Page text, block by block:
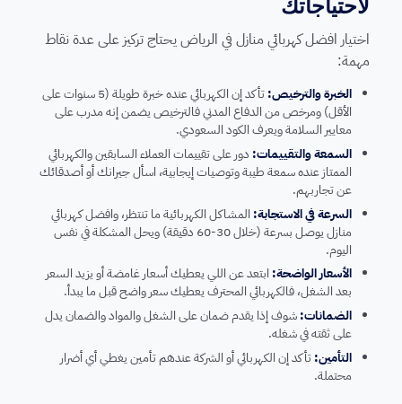
اختيار افضل كهربائي منازل في الرياض يحتاج تركيز على عدة نقاط
مهمة:
الخبرة والترخيص:
تأكد إن الكهربائي عنده خبرة طويلة (5 سنوات على
الأقل) ومرخص من الدفاع المدني فالترخيص يضمن إنه مدرب على
معايير السلامة ويعرف الكود السعودي.
السمعة والتقييمات: دور على تقييمات العملاء السابقين والكهربائي
الممتاز عنده سمعة طيبة وتوصيات إيجابية، اسأل جيرانك أو أصدقائك
عن تجاربهم.
السرعة في الاستجابة: المشاكل الكهربائية ما تنتظر، وافضل كهربائي
منازل يوصل بسرعة (خلال 30-60 دقيقة) ويحل المشكلة في نفس
اليوم.
الأسعار الواضحة: ابتعد عن اللي يعطيك أسعار غامضة أو يزيد السعر
بعد الشغل، فالكهربائي المحترف يعطيك سعر واضح قبل ما يبدأ.
الضمانات:شوف إذا يقدم ضمان على الشغل والمواد والضمان يدل
على ثقته في شغله.
التأمين:تأكد إن الكهربائي أو الشركة عندهم تأمين يغطي أي أضرار
محتملة.